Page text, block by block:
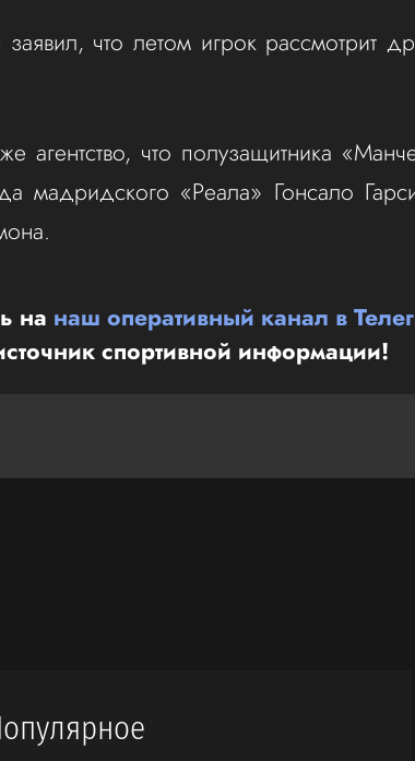
заявил, что летом игрок рассмотрит
агентство, что полузащитника
мадридского «Реала» Гонсало
на наш оперативный канал в
спортивной информации!